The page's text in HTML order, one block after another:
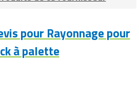
pour Rayonnage pour
à palette